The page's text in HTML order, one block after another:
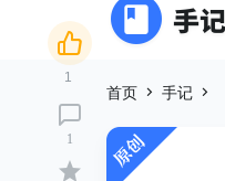
首页 手记
1
1